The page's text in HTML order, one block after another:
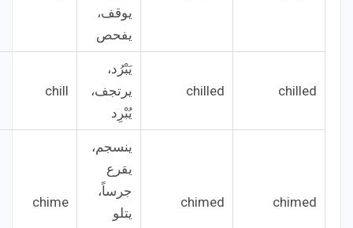
يوقف،
يفحص
chilled
chilled
يَبْرُد،
يرتجف،
يُبْرِد
chill
chimed
chimed
ينسجم،
يقرع
جرساً،
يتلو
chime